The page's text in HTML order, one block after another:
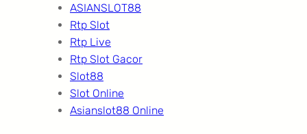
ASIANSLOT88
Rtp Slot
Rtp Live
Rtp Slot Gacor
Slot88
Slot Online
Asianslot88 Online